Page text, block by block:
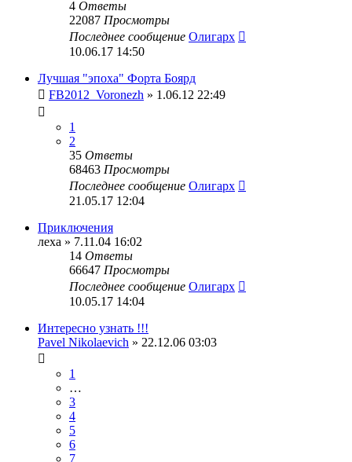
4 Ответы
22087 Просмотры
Последнее сообщение Олигарх
10.06.17 14:50
Лучшая "эпоха" Форта Боярд
FB2012_Voronezh » 1.06.12 22:49
1
2
35 Ответы
68463 Просмотры
Последнее сообщение Олигарх
21.05.17 12:04
Приключения
леха » 7.11.04 16:02
14 Ответы
66647 Просмотры
Последнее сообщение Олигарх
10.05.17 14:04
Интересно узнать !!!
Pavel Nikolaevich » 22.12.06 03:03
1
…
3
4
5
6
7